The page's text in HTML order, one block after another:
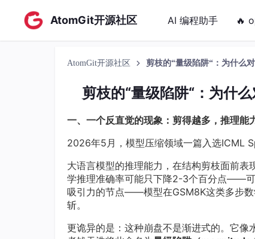
AtomGit开源社区 AI 编程助手 🔥
AtomGit开源社区 剪枝的“量级陷阱“：为什么
剪枝的“量级陷阱“：为什
一、一个反直觉的现象：剪得越多，推理能
2026年5月，模型压缩领域一篇入选ICML
大语言模型的推理能力，在结构剪枝面前
学推理准确率可能只下降2-3个百分点——
吸引力的节点——模型在GSM8K这类多步
斩。
更诡异的是：这种崩盘不是渐进式的。它